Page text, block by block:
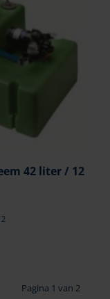
42 liter / 12
Pagina 1 van 2